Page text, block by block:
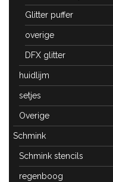
Glitter puffer
overige
DFX glitter
huidlijm
setjes
Overige
Schmink
Schmink stencils
regenboog